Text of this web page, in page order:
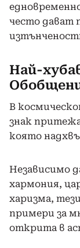
често дават
Най-
В
знак
която
Независимо
хармония,
харизма,
примери за
открита в